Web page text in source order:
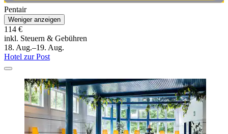
Pentair
Weniger anzeigen
114 €
inkl. Steuern & Gebühren
18. Aug.–19. Aug.
Hotel zur Post